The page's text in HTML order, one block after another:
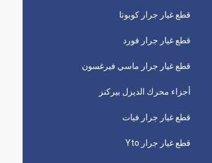
قطع غيار جرار كوبوتا
قطع غيار جرار فورد
قطع غيار جرار ماسي فيرغسون
أجزاء محرك الديزل بيركنز
قطع غيار جرار فيات
قطع غيار جرار Yto